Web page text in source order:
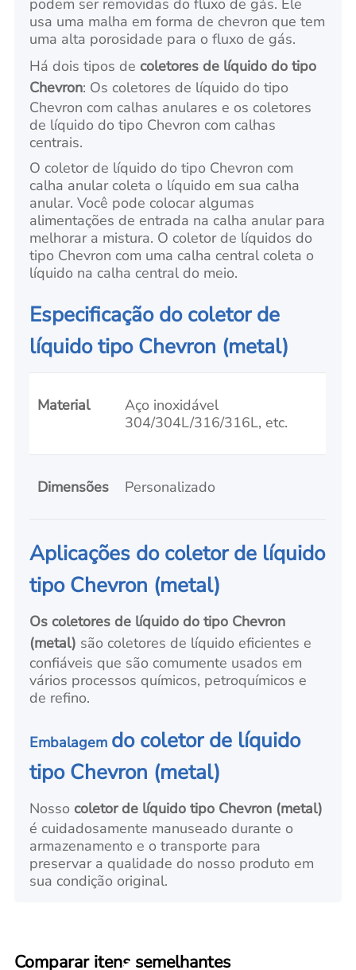
usa uma malha em forma de chevron que tem
uma alta porosidade para o fluxo de gás.
Há dois tipos de coletores de líquido do tipo
Chevron: Os coletores de líquido do tipo
Chevron com calhas anulares e os coletores
de líquido do tipo Chevron com calhas
centrais.
O coletor de líquido do tipo Chevron com
calha anular coleta o líquido em sua calha
anular. Você pode colocar algumas
alimentações de entrada na calha anular para
melhorar a mistura. O coletor de líquidos do
tipo Chevron com uma calha central coleta o
líquido na calha central do meio.
Especificação do coletor de
líquido tipo Chevron (metal)
Material
Aço inoxidável
304/304L/316/316L, etc.
Dimensões Personalizado
Aplicações do coletor de líquido
tipo Chevron (metal)
Os coletores de líquido do tipo Chevron
(metal) são coletores de líquido eficientes e
confiáveis que são comumente usados em
vários processos químicos, petroquímicos e
de refino.
Embalagem do coletor de líquido
tipo Chevron (metal)
Nosso coletor de líquido tipo Chevron (metal)
é cuidadosamente manuseado durante o
armazenamento e o transporte para
preservar a qualidade do nosso produto em
sua condição original.
Comparar itens semelhantes